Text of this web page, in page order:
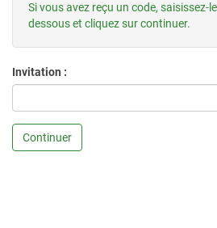
Si vous avez reçu un code, saisissez-
dessous et cliquez sur continuer.
Invitation :
Continuer